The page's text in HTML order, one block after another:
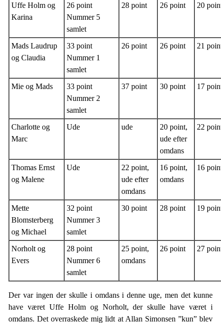
Uffe Holm og
Karina
26 point
Nummer 5
samlet
28 point 26 point 20
Mads Laudrup
og Claudia
33 point
Nummer 1
samlet
26 point 26 point 21
Mie og Mads
33 point
Nummer 2
samlet
37 point 30 point 17
Charlotte og
Marc
Ude ude
20 point,
ude efter
omdans
22
Thomas Ernst
og Malene
Ude
22 point,
ude efter
omdans
16 point,
omdans
16
Mette
Blomsterberg
og Michael
32 point
Nummer 3
samlet
30 point 28 point 19
Norholt og
Evers
28 point
Nummer 6
samlet
25 point,
omdans
26 point 27
Der var ingen der skulle i omdans i denne uge, men det kunne
have været Uffe Holm og Norholt, der skulle have været i
omdans. Det overraskede mig lidt at Allan Simonsen ”kun” blev